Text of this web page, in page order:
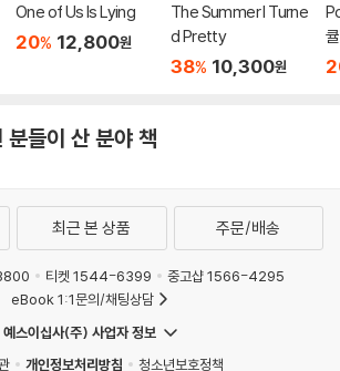
One of Us Is Lying
20% 12,800원
The Summer I Turne
d Pretty
38% 10,300원
분들이 산 분야 책
최근 본 상품 주문/배송
티켓 1544-6399
중고샵 1566-4295
eBook 1:1문의/채팅상담
예스이십사(주) 사업자 정보
개인정보처리방침 청소년보호정책